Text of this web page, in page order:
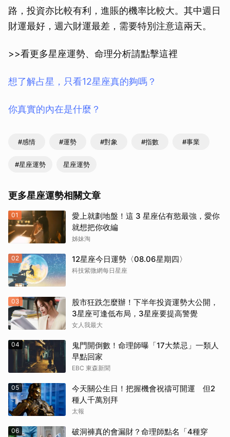
路，投資亦比較有利，進賬的機率比較大。其中週日
財運最好，週六財運最差，需要特別注意這兩天。
>>看更多星座運勢、命理分析請點擊這裡
想了解占星，只看12星座真的夠嗎？
你真實的內在是什麼？
#感情 #運勢 #對象 #指數 #事業
#星座運勢 星座運勢
更多星座運勢相關文章
01
愛上就劃地盤！這 3 星座佔有慾最強，愛你
就想把你收編
姊妹淘
02 12星座今日運勢〈08.06星期四〉
科技紫微網每日星座
03
股市狂跌怎麼辦！下半年投資運勢大公開，
3星座可逢低布局，3星座要提高警覺
女人我最大
04
鬼門開倒數！命理師曝「17大禁忌」一類人
早點回家
EBC 東森新聞
05
今天關公生日！把握機會祝禱可開運 但2
種人千萬別拜
太報
06
破洞褲真的會漏財？命理師點名「4種穿